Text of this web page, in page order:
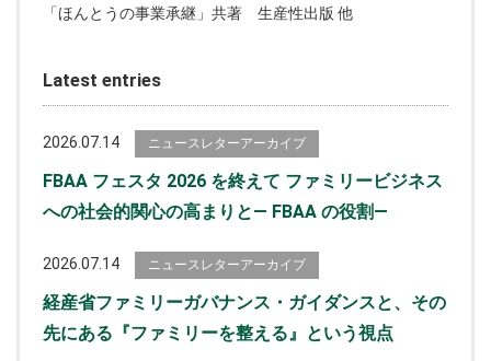
「ほんとうの事業承継」共著 生産性出版 他
Latest entries
2026.07.14 ニュースレターアーカイブ
FBAA フェスタ 2026 を終えて ファミリービジネス
への社会的関心の高まりと― FBAA の役割―
2026.07.14 ニュースレターアーカイブ
経産省ファミリーガバナンス・ガイダンスと、その
先にある『ファミリーを整える』という視点